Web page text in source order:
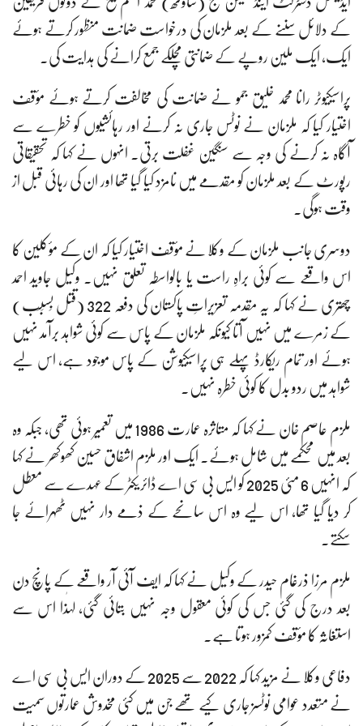
کے دلائل سننے کے بعد ملزمان کی درخواست ضمانت منظور کرتے ہوئے
ایک، ایک ملین روپے کے ضمانتی مچلکے جمع کرانے کی ہدایت کی۔
پراسیکیوٹر رانا محمد خلیق جمو نے ضمانت کی مخالفت کرتے ہوئے مؤقف
اختیار کیا کہ ملزمان نے نوٹس جاری نہ کرنے اور رہائشیوں کو خطرے سے
آگاہ نہ کرنے کی وجہ سے سنگین غفلت برتی۔ انہوں نے کہا کہ تحقیقاتی
رپورٹ کے بعد ملزمان کو مقدمے میں نامزد کیا گیا تھا اور ان کی رہائی قبل از
وقت ہوگی۔
دوسری جانب ملزمان کے وکلا نے مؤقف اختیار کیا کہ ان کے مؤکلین کا
اس واقعے سے کوئی براہِ راست یا بالواسطہ تعلق نہیں۔ وکیل جاوید احمد
چھتری نے کہا کہ یہ مقدمہ تعزیراتِ پاکستان کی دفعہ 322 (قتل بِسَبَب)
کے زمرے میں نہیں آتا کیونکہ ملزمان کے پاس سے کوئی شواہد برآمد نہیں
ہوئے اور تمام ریکارڈ پہلے ہی پراسیکیوشن کے پاس موجود ہے، اس لیے
شواہد میں ردو بدل کا کوئی خطرہ نہیں۔
ملزم عاصم خان نے کہا کہ متاثرہ عمارت 1986 میں تعمیر ہوئی تھی، جبکہ وہ
بعد میں محکمے میں شامل ہوئے۔ ایک اور ملزم اشفاق حسین کھوکھر نے کہا
کہ انہیں 6 مئی 2025 کو ایس بی سی اے ڈائریکٹر کے عہدے سے معطل
کر دیا گیا تھا، اس لیے وہ اس سانحے کے ذمے دار نہیں ٹھہرائے جا
سکتے۔
ملزم مرزا ذرغام حیدر کے وکیل نے کہا کہ ایف آئی آر واقعے کے پانچ دن
بعد درج کی گئی جس کی کوئی معقول وجہ نہیں بتائی گئی، لہٰذا اس سے
استغاثہ کا مؤقف کمزور ہوتا ہے۔
دفاعی وکلا نے مزید کہا کہ 2022 سے 2025 کے دوران ایس بی سی اے
نے متعدد عوامی نوٹسز جاری کیے تھے جن میں کئی مخدوش عمارتوں سمیت